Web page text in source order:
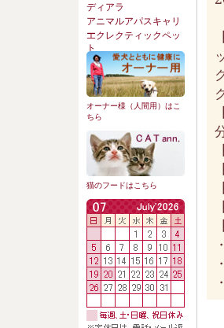
ディアラ
アニマルアパスキャリ
ー
エクレクティックペッ
ト
オーナー様（人間用）はこ
ちら
猫のフードはこちら